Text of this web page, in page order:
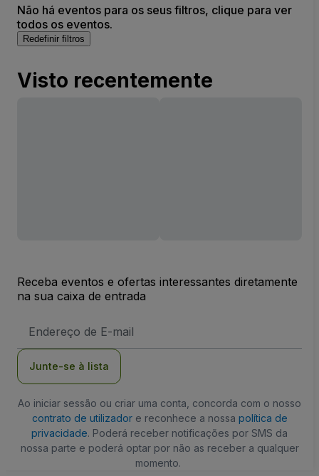
Não há eventos para os seus filtros, clique para ver
todos os eventos.
Redefinir filtros
Visto recentemente
Receba eventos e ofertas interessantes diretamente
na sua caixa de entrada
de
Junte-se à lista
Ao iniciar sessão ou criar uma conta, concorda com o nosso
contrato de utilizadore reconhece a nossa política de
privacidade. Poderá receber notificações por SMS da
nossa parte e poderá optar por não as receber a qualquer
momento.